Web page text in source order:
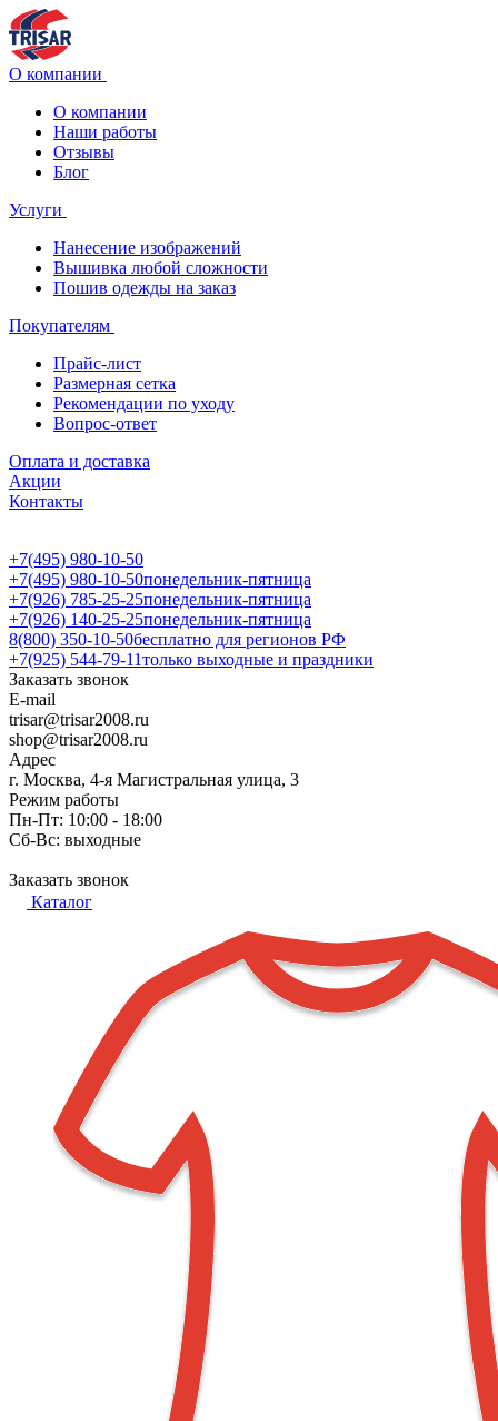
О компании
О компании
Наши работы
Отзывы
Блог
Услуги
Нанесение изображений
Вышивка любой сложности
Пошив одежды на заказ
Покупателям
Прайс-лист
Размерная сетка
Рекомендации по уходу
Вопрос-ответ
Оплата и доставка
Акции
Контакты
+7(495) 980-10-50
+7(495) 980-10-50понедельник-пятница
+7(926) 785-25-25понедельник-пятница
+7(926) 140-25-25понедельник-пятница
8(800) 350-10-50бесплатно для регионов РФ
+7(925) 544-79-11только выходные и праздники
Заказать звонок
E-mail
trisar@trisar2008.ru
shop@trisar2008.ru
Адрес
г. Москва, 4-я Магистральная улица, 3
Режим работы
Пн-Пт: 10:00 - 18:00
Сб-Вс: выходные
Заказать звонок
Каталог